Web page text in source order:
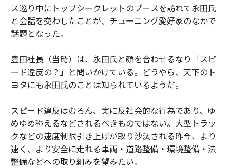
ス巡り中にトップシークレットのブースを訪れて永田氏
と会話を交わしたことが、チューニング愛好家のなかで
話題となった。
豊田社長（当時）は、永田氏と顔を合わせるなり「スピ
ード違反の？」と問いかけている。どうやら、天下のト
ヨタにも永田氏のことは知られているようだ。
スピード違反はむろん、実に反社会的な行為であり、ゆ
めゆめ称えるなどされるべきものではない。大型トラッ
クなどの速度制限引き上げが取り沙汰される昨今、より
速く、より安全に走れる車両・道路整備・環境整備・法
整備などへの取り組みを望みたい。